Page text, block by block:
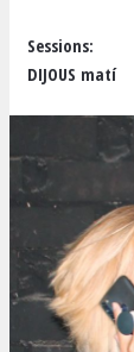
Sessions:
DIJOUS matí